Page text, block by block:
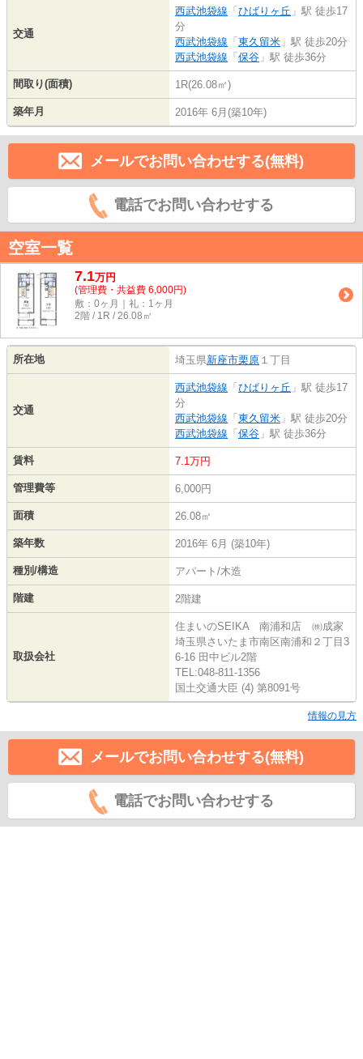
交通
西武池袋線 「 ひばりヶ丘 」駅 徒歩17
分
西武池袋線 「 東久留米 」駅 徒歩20分
西武池袋線 「 保谷 」駅 徒歩36分
間取り(面積) 1R(26.08㎡)
築年月 2016年 6月(築10年)
メールでお問い合わせする(無料)
電話でお問い合わせする
空室一覧
7.1万円
(管理費・共益費 6,000円)
敷：0ヶ月｜礼：1ヶ月
2階 / 1R / 26.08㎡
所在地 埼玉県新座市栗原 １丁目
交通
西武池袋線 「 ひばりヶ丘 」駅 徒歩17
分
西武池袋線 「 東久留米 」駅 徒歩20分
西武池袋線 「 保谷 」駅 徒歩36分
賃料 7.1万円
管理費等 6,000円
面積 26.08㎡
築年数 2016年 6月 (築10年)
種別/構造 アパート/木造
階建 2階建
取扱会社
住まいのSEIKA 南浦和店 ㈱成家
埼玉県さいたま市南区南浦和２丁目3
6-16 田中ビル2階
TEL:048-811-1356
国土交通大臣 (4) 第8091号
情報の見方
メールでお問い合わせする(無料)
電話でお問い合わせする